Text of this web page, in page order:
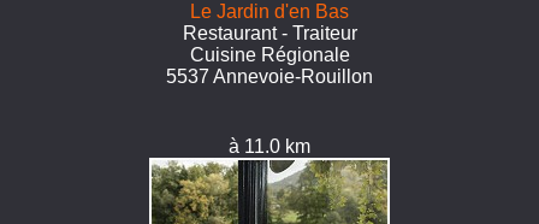
Le Jardin d'en Bas
Restaurant - Traiteur
Cuisine Régionale
5537 Annevoie-Rouillon
à 11.0 km